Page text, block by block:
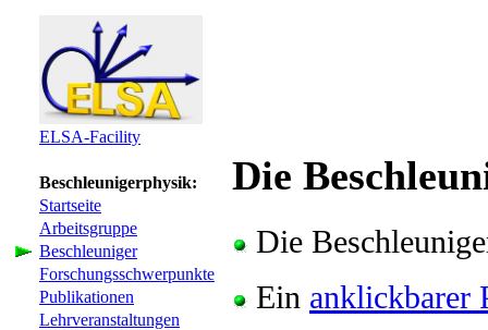
ELSA-Facility
Beschleunigerphysik:
Startseite
Arbeitsgruppe
Beschleuniger
Forschungsschwerpunkte
Publikationen
Lehrveranstaltungen
Die
Die
Ein anklickbarer